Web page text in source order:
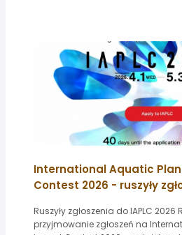
International Aquatic
Contest 2026 - ruszyły
Ruszyły zgłoszenia do IAPLC 2026
przyjmowanie zgłoszeń na